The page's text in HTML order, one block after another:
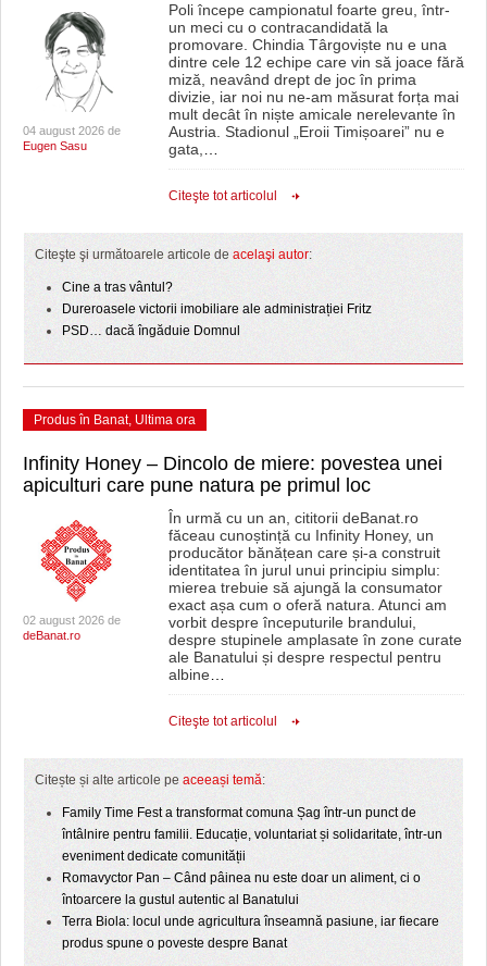
04 august 2026 de
Eugen Sasu
Poli începe campionatul foarte greu, într-
un meci cu o contracandidată la
promovare. Chindia Târgoviște nu e una
dintre cele 12 echipe care vin să joace fără
miză, neavând drept de joc în prima
divizie, iar noi nu ne-am măsurat forța mai
mult decât în niște amicale nerelevante în
Austria. Stadionul „Eroii Timișoarei” nu e
gata,…
Citeşte tot articolul
Citeşte şi următoarele articole de acelaşi autor:
Cine a tras vântul?
Dureroasele victorii imobiliare ale administrației Fritz
PSD… dacă îngăduie Domnul
Produs în Banat, Ultima ora
Infinity Honey – Dincolo de miere: povestea unei
apiculturi care pune natura pe primul loc
02 august 2026 de
deBanat.ro
În urmă cu un an, cititorii deBanat.ro
făceau cunoștință cu Infinity Honey, un
producător bănățean care și-a construit
identitatea în jurul unui principiu simplu:
mierea trebuie să ajungă la consumator
exact așa cum o oferă natura. Atunci am
vorbit despre începuturile brandului,
despre stupinele amplasate în zone curate
ale Banatului și despre respectul pentru
albine…
Citeşte tot articolul
Citește și alte articole pe aceeași temă:
Family Time Fest a transformat comuna Șag într-un punct de
întâlnire pentru familii. Educație, voluntariat și solidaritate, într-un
eveniment dedicate comunității
Romavyctor Pan – Când pâinea nu este doar un aliment, ci o
întoarcere la gustul autentic al Banatului
Terra Biola: locul unde agricultura înseamnă pasiune, iar fiecare
produs spune o poveste despre Banat